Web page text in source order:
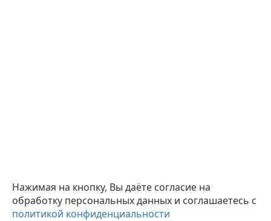
Нажимая на кнопку, Вы даёте согласие на
обработку персональных данных и соглашаетесь с
политикой конфиденциальности